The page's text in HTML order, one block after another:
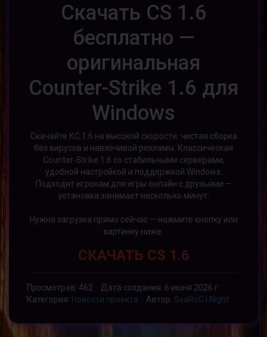
Скачать CS 1.6
бесплатно —
оригинальная
Counter-Strike 1.6 для
Windows
Скачайте КС 1.6 на высокой скорости: чистая сборка
без вирусов и навязчивой рекламы. Классическая
Counter-Strike 1.6 со стабильными серверами,
удобной настройкой и поддержкой Windows.
Подходит игрокам для игры онлайн с друзьями —
установка занимает несколько минут.
Нужна загрузка прямо сейчас — нажмите кнопку или
картинку ниже.
СКАЧАТЬ CS 1.6
Просмотров: 462
Дата создания: 6 июня 2026 г
Категория: Новости проекта Автор: SvaRoG l Night